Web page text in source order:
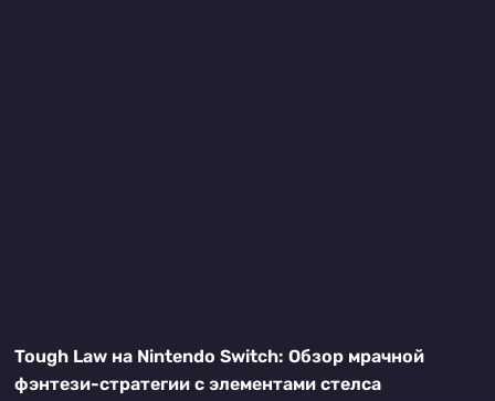
Tough Law на Nintendo Switch: Обзор мрачной
фэнтези-стратегии с элементами стелса